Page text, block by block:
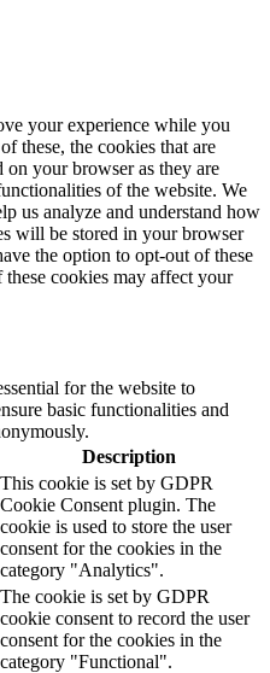
your experience while you
these, the cookies that are
on your browser as they are
of the website. We
us analyze and understand how
will be stored in your browser
the option to opt-out of these
cookies may affect your
for the website to
basic functionalities and
Description
This cookie is set by GDPR
Cookie Consent plugin. The
cookie is used to store the user
consent for the cookies in the
category "Analytics".
The cookie is set by GDPR
cookie consent to record the user
consent for the cookies in the
category "Functional".